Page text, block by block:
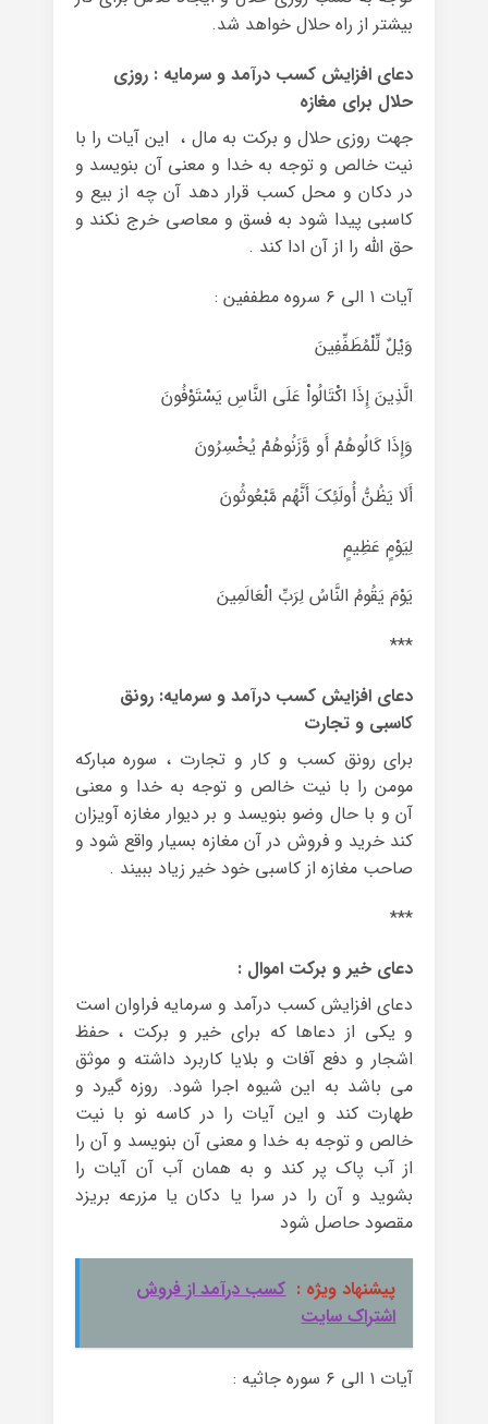
بیشتر از راه حلال خواهد شد.
دعای افزایش کسب درآمد و سرمایه : روزی
حلال برای مغازه
جهت روزی حلال و برکت به مال ، این آیات را با
نیت خالص و توجه به خدا و معنی آن بنویسد و
در دکان و محل کسب قرار دهد آن چه از بیع و
کاسبی پیدا شود به فسق و معاصی خرج نکند و
حق الله را از آن ادا کند .
آیات ۱ الی ۶ سروه مطففین :
وَیْلٌ لِّلْمُطَفِّفِینَ
الَّذِینَ إِذَا اکْتَالُواْ عَلَى النَّاسِ یَسْتَوْفُونَ
وَإِذَا کَالُوهُمْ أَو وَّزَنُوهُمْ یُخْسِرُونَ
أَلَا یَظُنُّ أُولَئِکَ أَنَّهُم مَّبْعُوثُونَ
لِیَوْمٍ عَظِیمٍ
یَوْمَ یَقُومُ النَّاسُ لِرَبِّ الْعَالَمِینَ
***
دعای افزایش کسب درآمد و سرمایه: رونق
کاسبی و تجارت
برای رونق کسب و کار و تجارت ، سوره مبارکه
مومن را با نیت خالص و توجه به خدا و معنی
آن و با حال وضو بنویسد و بر دیوار مغازه آویزان
کند خرید و فروش در آن مغازه بسیار واقع شود و
صاحب مغازه از کاسبی خود خیر زیاد ببیند .
***
دعای خیر و برکت اموال :
دعای افزایش کسب درآمد و سرمایه فراوان است
و یکی از دعاها که برای خیر و برکت ، حفظ
اشجار و دفع آفات و بلایا کاربرد داشته و موثق
می باشد به این شیوه اجرا شود. روزه گیرد و
طهارت کند و این آیات را در کاسه نو با نیت
خالص و توجه به خدا و معنی آن بنویسد و آن را
از آب پاک پر کند و به همان آب آن آیات را
بشوید و آن را در سرا یا دکان یا مزرعه بریزد
مقصود حاصل شود
پیشنهاد ویژه : کسب درآمد از فروش
اشتراک سایت
آیات ۱ الی ۶ سوره جاثیه :